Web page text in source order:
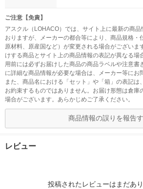
ご注意【免責】
アスクル（LOHACO）では、サイト上に最新の商
おりますが、メーカーの都合等により、商品規格・
原材料、原産国など）が変更される場合がございま
けする商品とサイト上の商品情報の表記が異なる場
用前には必ずお届けした商品の商品ラベルや注意書
に詳細な商品情報が必要な場合は、メーカー等にお
また、商品名における「セット」や「箱」の表記は
お約束するものではありません。お届け形態は倉庫
場合がございます。あらかじめご了承ください。
商品情報の誤りを報告
レビュー
投稿されたレビューはまだあり